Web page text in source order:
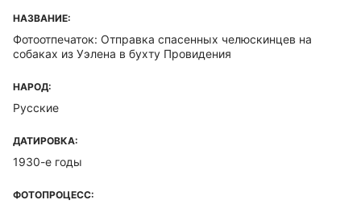
НАЗВАНИЕ:
Фотоотпечаток: Отправка спасенных челюскинцев на
собаках из Уэлена в бухту Провидения
НАРОД:
Русские
ДАТИРОВКА:
1930-е годы
ФОТОПРОЦЕСС: